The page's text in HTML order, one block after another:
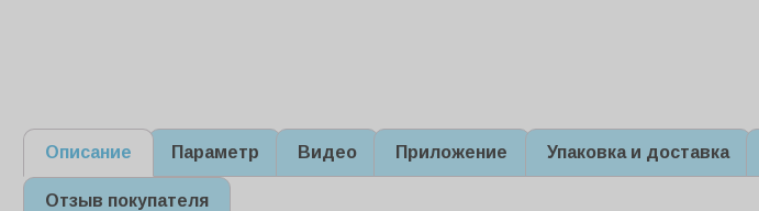
Описание Параметр Видео Приложение Упаковка и доставка
Отзыв покупателя